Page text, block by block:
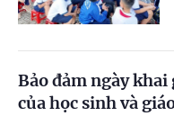
Bảo đảm ngày
của học sinh và